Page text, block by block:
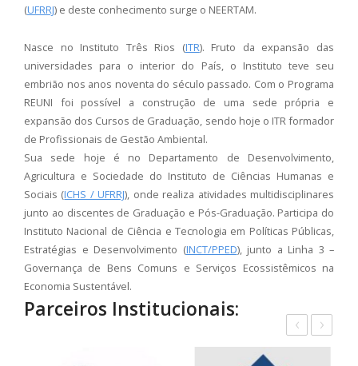
Princípio do Poluidor Pagador
Pigou e poluição
Ronald Coase e Poluição
Críticas ao Teorema
Economia do Setor Público e Meio Ambiente
Publicações
Vídeos Educativos
(UFRRJ) e deste conhecimento surge o NEERTAM.
Nasce no Instituto Três Rios (ITR). Fruto da expansão das
universidades para o interior do País, o Instituto teve seu
embrião nos anos noventa do século passado. Com o Programa
REUNI foi possível a construção de uma sede própria e
expansão dos Cursos de Graduação, sendo hoje o ITR formador
de Profissionais de Gestão Ambiental.
Sua sede hoje é no Departamento de Desenvolvimento,
Agricultura e Sociedade do Instituto de Ciências Humanas e
Sociais (ICHS / UFRRJ), onde realiza atividades multidisciplinares
junto ao discentes de Graduação e Pós-Graduação. Participa do
Instituto Nacional de Ciência e Tecnologia em Políticas Públicas,
Estratégias e Desenvolvimento (INCT/PPED), junto a Linha 3 –
Governança de Bens Comuns e Serviços Ecossistêmicos na
Economia Sustentável.
Parceiros Institucionais:
‹ ›